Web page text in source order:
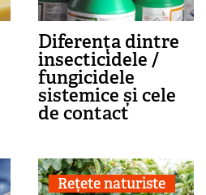
Diferența dintre
insecticidele /
fungicidele
sistemice și cele
de contact
Rețete naturiste